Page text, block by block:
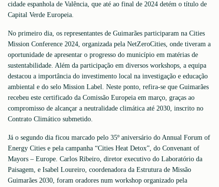
cidade espanhola de Valência, que até ao final de 2024 detém o título de
Capital Verde Europeia.
No primeiro dia, os representantes de Guimarães participaram na Cities
Mission Conference 2024, organizada pela NetZeroCities, onde tiveram a
oportunidade de apresentar o progresso do município em matérias de
sustentabilidade. Além da participação em diversos workshops, a equipa
destacou a importância do investimento local na investigação e educação
ambiental e do selo Mission Label. Neste ponto, refira-se que Guimarães
recebeu este certificado da Comissão Europeia em março, graças ao
compromisso de alcançar a neutralidade climática até 2030, inscrito no
Contrato Climático submetido.
Já o segundo dia ficou marcado pelo 35º aniversário do Annual Forum of
Energy Cities e pela campanha “Cities Heat Detox”, do Convenant of
Mayors – Europe. Carlos Ribeiro, diretor executivo do Laboratório da
Paisagem, e Isabel Loureiro, coordenadora da Estrutura de Missão
Guimarães 2030, foram oradores num workshop organizado pela